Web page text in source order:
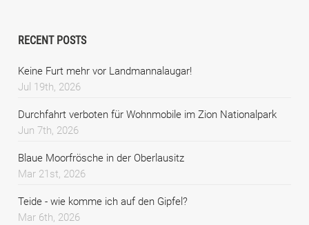
RECENT POSTS
Keine Furt mehr vor Landmannalaugar!
Jul 19th, 2026
Durchfahrt verboten für Wohnmobile im Zion Nationalpark
Jun 7th, 2026
Blaue Moorfrösche in der Oberlausitz
Mar 21st, 2026
Teide - wie komme ich auf den Gipfel?
Mar 6th, 2026